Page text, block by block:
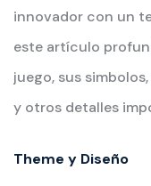
innovador con un
este artículo
juego, sus
y otros detalles
Theme y Diseño